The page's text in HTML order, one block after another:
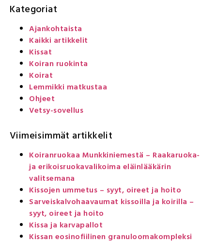
Kategoriat
Ajankohtaista
Kaikki artikkelit
Kissat
Koiran ruokinta
Koirat
Lemmikki matkustaa
Ohjeet
Vetsy-sovellus
Viimeisimmät artikkelit
Koiranruokaa Munkkiniemestä – Raakaruoka-
ja erikoisruokavalikoima eläinlääkärin
valitsemana
Kissojen ummetus – syyt, oireet ja hoito
Sarveiskalvohaavaumat kissoilla ja koirilla –
syyt, oireet ja hoito
Kissa ja karvapallot
Kissan eosinofiilinen granuloomakompleksi